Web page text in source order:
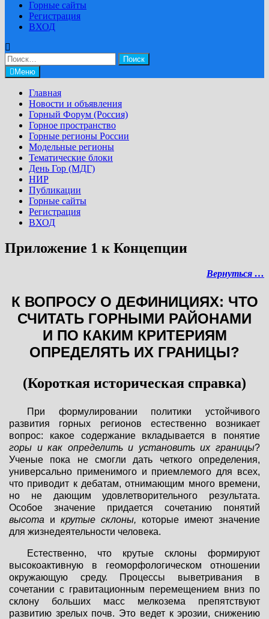
Горные сайты
Регистрация
ВХОД
Найти:
Меню
Главная
Новости и объявления
Горный Форум (Россия)
Горное пространство
Горные регионы России
Модельные регионы
Тематические блоки
День Гор (МДГ)
НИР
Публикации
Горные сайты
Регистрация
ВХОД
Приложение 1 к Концепции
Вернуться …
К ВОПРОСУ О ДЕФИНИЦИЯХ: ЧТО
СЧИТАТЬ ГОРНЫМИ РАЙОНАМИ
И ПО КАКИМ КРИТЕРИЯМ
ОПРЕДЕЛЯТЬ ИХ ГРАНИЦЫ?
(Короткая историческая справка)
При формулировании политики устойчивого
развития горных регионов естественно возникает
вопрос: какое содержание вкладывается в понятие
горы и как определить и установить их границы?
Ученые пока не смогли дать четкого определения,
универсально применимого и приемлемого для всех,
что приводит к дебатам, отнимающим много времени,
но не дающим удовлетворительного результата.
Особое значение придается сочетанию понятий
высота и крутые склоны, которые имеют значение
для жизнедеятельности человека.
Естественно, что крутые склоны формируют
высокоактивную в геоморфологическом отношении
окружающую среду. Процессы выветривания в
сочетании с гравитационным перемещением вниз по
склону больших масс мелкозема препятствуют
развитию зрелых почв. Это ведет к эрозии, снижению